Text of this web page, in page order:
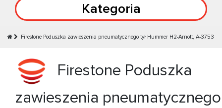
Kategoria
Firestone Poduszka zawieszenia pneumatycznego tył Hummer H2-Arnott, A-3753
Firestone Poduszka
zawieszenia pneumatycznego